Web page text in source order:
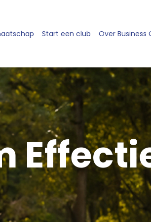
Start een club Over Business